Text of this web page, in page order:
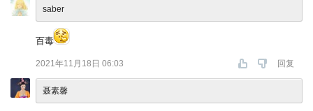
saber
百毒
2021年11月18日 06:03 回复
聂素馨